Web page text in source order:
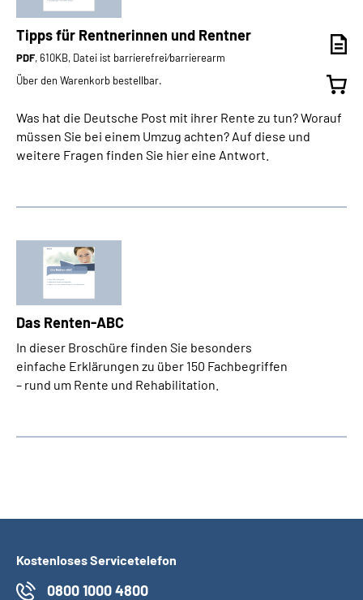
Tipps für Rentnerinnen und Rentner
PDF, 610KB, Datei ist barrierefrei⁄barrierearm
Über den Warenkorb bestellbar.
Was hat die Deutsche Post mit ihrer Rente zu tun? Worauf
müssen Sie bei einem Umzug achten? Auf diese und
weitere Fragen finden Sie hier eine Antwort.
Das Renten-ABC
In dieser Broschüre finden Sie besonders
einfache Erklärungen zu über 150 Fachbegriffen
– rund um Rente und Rehabilitation.
Kostenloses Servicetelefon
0800 1000 4800